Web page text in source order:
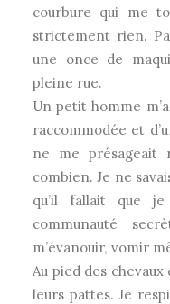
courbure qui me
strictement rien.
une once de
pleine rue.
Un petit homme
raccommodée et
ne me présageait
combien. Je ne
qu’il fallait que
communauté
m’évanouir, vomir
Au pied des
leurs pattes. Je